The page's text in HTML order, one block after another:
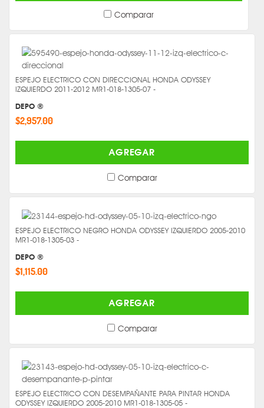
Comparar
ESPEJO ELECTRICO CON DIRECCIONAL HONDA ODYSSEY
IZQUIERDO 2011-2012 MR1-018-1305-07 -
DEPO ®
$2,957.00
AGREGAR
Comparar
ESPEJO ELECTRICO NEGRO HONDA ODYSSEY IZQUIERDO 2005-2010
MR1-018-1305-03 -
DEPO ®
$1,115.00
AGREGAR
Comparar
ESPEJO ELECTRICO CON DESEMPAÑANTE PARA PINTAR HONDA
ODYSSEY IZQUIERDO 2005-2010 MR1-018-1305-05 -